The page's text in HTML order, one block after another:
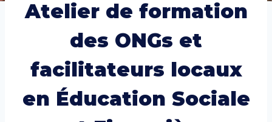
Atelier de formation
des ONGs et
facilitateurs locaux
en Éducation Sociale